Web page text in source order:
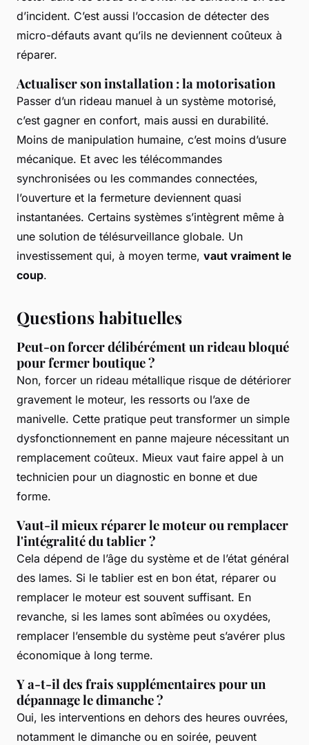
d’incident. C’est aussi l’occasion de détecter des
micro-défauts avant qu’ils ne deviennent coûteux à
réparer.
Actualiser son installation : la motorisation
Passer d’un rideau manuel à un système motorisé,
c’est gagner en confort, mais aussi en durabilité.
Moins de manipulation humaine, c’est moins d’usure
mécanique. Et avec les télécommandes
synchronisées ou les commandes connectées,
l’ouverture et la fermeture deviennent quasi
instantanées. Certains systèmes s’intègrent même à
une solution de télésurveillance globale. Un
investissement qui, à moyen terme, vaut vraiment le
coup.
Questions habituelles
Peut-on forcer délibérément un rideau bloqué
pour fermer boutique ?
Non, forcer un rideau métallique risque de détériorer
gravement le moteur, les ressorts ou l’axe de
manivelle. Cette pratique peut transformer un simple
dysfonctionnement en panne majeure nécessitant un
remplacement coûteux. Mieux vaut faire appel à un
technicien pour un diagnostic en bonne et due
forme.
Vaut-il mieux réparer le moteur ou remplacer
l'intégralité du tablier ?
Cela dépend de l’âge du système et de l’état général
des lames. Si le tablier est en bon état, réparer ou
remplacer le moteur est souvent suffisant. En
revanche, si les lames sont abîmées ou oxydées,
remplacer l’ensemble du système peut s’avérer plus
économique à long terme.
Y a-t-il des frais supplémentaires pour un
dépannage le dimanche ?
Oui, les interventions en dehors des heures ouvrées,
notamment le dimanche ou en soirée, peuvent